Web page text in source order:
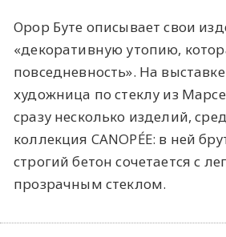
Орор Буте описывает свои
«декоративную утопию,
повседневность». На
художница по стеклу из
сразу несколько изделий,
коллекция CANOPÉE: в ней
строгий бетон сочетается с
прозрачным стеклом.